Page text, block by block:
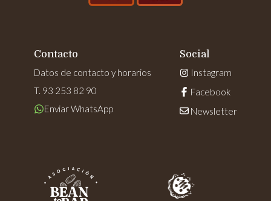
Contacto
Datos de contacto y horarios
T. 93 253 82 90
Enviar WhatsApp
Social
Instagram
Facebook
Newsletter